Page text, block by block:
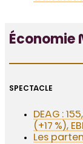
Économie
SPECTACLE
DEAG :
(+17 %),
Les